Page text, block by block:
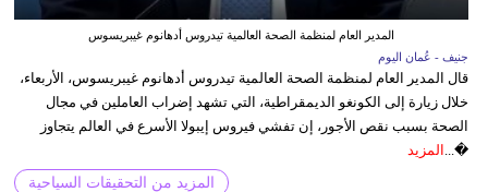
المدير العام لمنظمة الصحة العالمية تيدروس أدهانوم غيبريسوس
جنيف - عُمان اليوم
قال المدير العام لمنظمة الصحة العالمية تيدروس أدهانوم غيبريسوس، الأربعاء،
خلال زيارة إلى الكونغو الديمقراطية، التي تشهد إضراب العاملين في مجال
الصحة بسبب نقص الأجور، إن تفشي فيروس إيبولا الأسرع في العالم يتجاوز
�... المزيد
المزيد من التحقيقات السياحية